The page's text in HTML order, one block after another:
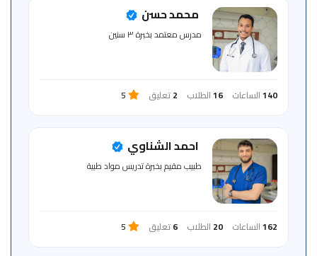
محمد حسن
مدرس معتمد بخبرة ٣ سنين
140الساعات 16الطلاب 2تعليق 5
احمد الشناوي
طبيب ‏مقيم ‏بخبرة ‏تدريس ‏مواد ‏طبية
162الساعات 20 الطلاب 6تعليق 5